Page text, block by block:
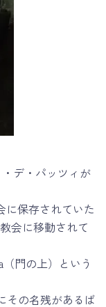
デ・パッツィが
に保存されていた
会に移動されて
門の上）という
その名残があるば